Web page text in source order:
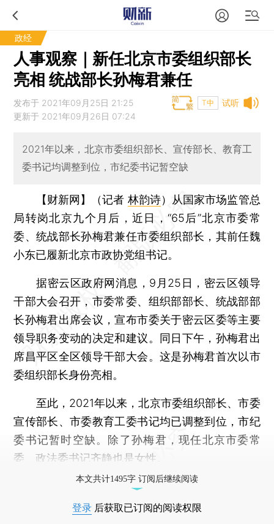
政经
人事观察｜新任北京市委组织部长
亮相 统战部长孙梅君兼任
试听
发布于 2021年09月25日 21:25
更新于 2021年09月26日 07:24
T中
2021年以来，北京市委组织部长、宣传部长、教育工
委书记均调整到位，市纪委书记暂空缺
【财新网】（记者 林韵诗） 从国家市场监管总
局转岗北京九个月后，近日，“65后”北京市委常
委、统战部长孙梅君兼任市委组织部长，其前任魏
小东已履新北京市政协党组书记。
据密云区政府网消息，9月25日，密云区领导
干部大会召开，市委常委、组织部部长、统战部部
长孙梅君出席会议，宣布市委关于密云区委等主要
领导职务变动的决定和建议。同日下午，孙梅君出
席昌平区全区领导干部大会。这是孙梅君首次以市
委组织部长身份亮相。
至此，2021年以来，北京市委组织部长、市委
宣传部长、市委教育工委书记均已调整到位，市纪
委书记暂时空缺。除了孙梅君，现任北京市委常
委、政法委书记齐静也是女性。
本文共计1495字 订阅后继续阅读
登录 后获取已订阅的阅读权限